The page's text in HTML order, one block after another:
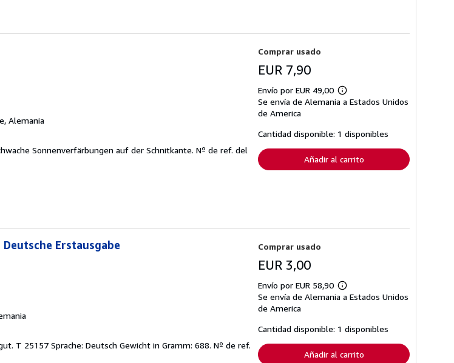
Alemania
Sonnenverfärbungen auf der Schnitkante. Nº de ref. del
Comprar usado
EUR 7,90
Envío por EUR 49,00
Más
información
tarifas
de
envío
Se envía de Alemania a Estados Unidos
de America
Cantidad disponible: 1 disponibles
Añadir al carrito
Erstausgabe
T 25157 Sprache: Deutsch Gewicht in Gramm: 688. Nº de ref.
Comprar usado
EUR 3,00
Envío por EUR 58,90
Más
información
tarifas
de
envío
Se envía de Alemania a Estados Unidos
de America
Cantidad disponible: 1 disponibles
Añadir al carrito